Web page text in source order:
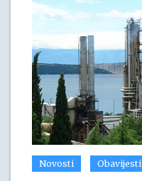
Novosti Obavijesti